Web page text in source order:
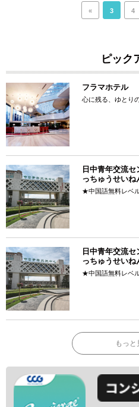
« 3 4
ピック
フラマホテル
心に残る、ゆとり
日中青年交流
っちゅうせいね
★中国語無料レベ
日中青年交流
っちゅうせいね
★中国語無料レベ
もっと